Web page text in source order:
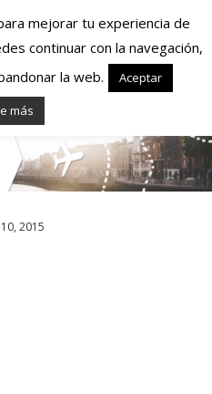
en
en
Trabajo
–
en
estudian y trabajan en
2015
mejorar tu experiencia de
continuar con la navegación,
la web.
Aceptar
más